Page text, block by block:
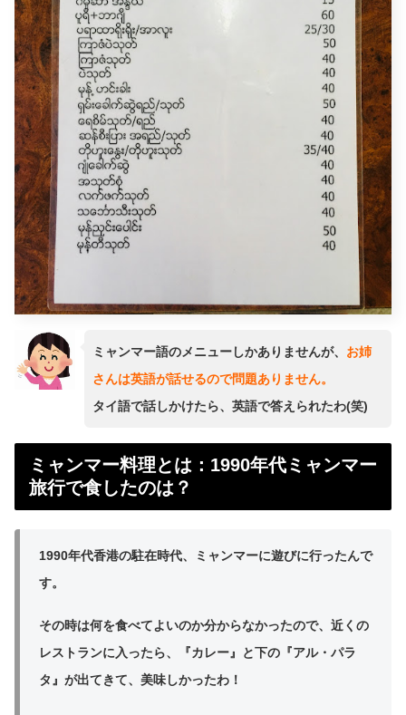
ミャンマー語のメニューしかありませんが、 お姉
さんは英語が話せるので問題ありません。
タイ語で話しかけたら、英語で答えられたわ(笑)
ミャンマー料理とは：1990年代ミャンマー
旅行で食したのは？
1990年代香港の駐在時代、ミャンマーに遊びに行ったんで
す。
その時は何を食べてよいのか分からなかったので、近くの
レストランに入ったら、『カレー』と下の『アル・パラ
タ』が出てきて、美味しかったわ！